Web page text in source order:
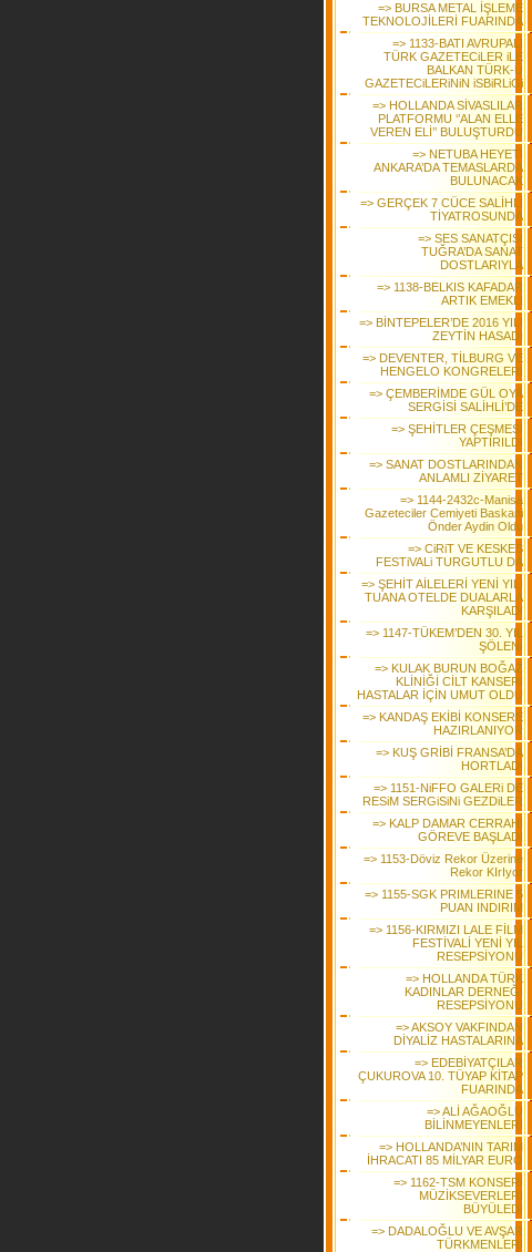
=> BURSA METAL İŞLEME
TEKNOLOJİLERİ FUARINDA
=> 1133-BATI AVRUPALI
TÜRK GAZETECiLER iLE
BALKAN TÜRK-Ü
GAZETECiLERiNiN iSBiRLiGi
=> HOLLANDA SİVASLILAR
PLATFORMU ‘’ALAN ELLE
VEREN ELİ’’ BULUŞTURDU
=> NETUBA HEYETİ
ANKARA’DA TEMASLARDA
BULUNACAK
=> GERÇEK 7 CÜCE SALİHLİ
TİYATROSUNDA
=> SES SANATÇISI
TUĞRA’DA SANAT
DOSTLARIYLA
=> 1138-BELKIS KAFADAR
ARTIK EMEKLİ
=> BİNTEPELER’DE 2016 YILI
ZEYTİN HASADI
=> DEVENTER, TİLBURG VE
HENGELO KONGRELERİ
=> ÇEMBERİMDE GÜL OYA
SERGİSİ SALİHLİ’DE
=> ŞEHİTLER ÇEŞMESİ
YAPTIRILDI
=> SANAT DOSTLARINDAN
ANLAMLI ZİYARET
=> 1144-2432c-Manisa
Gazeteciler Cemiyeti Baskani
Önder Aydin Oldu
=> CiRiT VE KESKES
FESTiVALi TURGUTLU DA
=> ŞEHİT AİLELERİ YENİ YILI
TUANA OTELDE DUALARLA
KARŞILADI
=> 1147-TÜKEM’DEN 30. YIL
ŞÖLENİ
=> KULAK BURUN BOĞAZ
KLİNİĞİ CİLT KANSERİ
HASTALAR İÇİN UMUT OLDU
=> KANDAŞ EKİBİ KONSERE
HAZIRLANIYOR
=> KUŞ GRİBİ FRANSA’DA
HORTLADI
=> 1151-NiFFO GALERi DE
RESiM SERGiSiNi GEZDiLER
=> KALP DAMAR CERRAHI
GÖREVE BAŞLADI
=> 1153-Döviz Rekor Üzerine
Rekor KIrIyor
=> 1155-SGK PRIMLERINE 5
PUAN INDIRIM
=> 1156-KIRMIZI LALE FİLM
FESTİVALİ YENİ YIL
RESEPSİYONU
=> HOLLANDA TÜRK
KADINLAR DERNEĞİ
RESEPSİYONU
=> AKSOY VAKFINDAN
DİYALİZ HASTALARINA
=> EDEBİYATÇILAR
ÇUKUROVA 10. TÜYAP KİTAP
FUARINDA
=> ALİ AĞAOĞLU
BİLİNMEYENLERİ
=> HOLLANDA’NIN TARIM
İHRACATI 85 MİLYAR EURO
=> 1162-TSM KONSERİ
MÜZİKSEVERLERİ
BÜYÜLEDİ
=> DADALOĞLU VE AVŞAR
TÜRKMENLERİ